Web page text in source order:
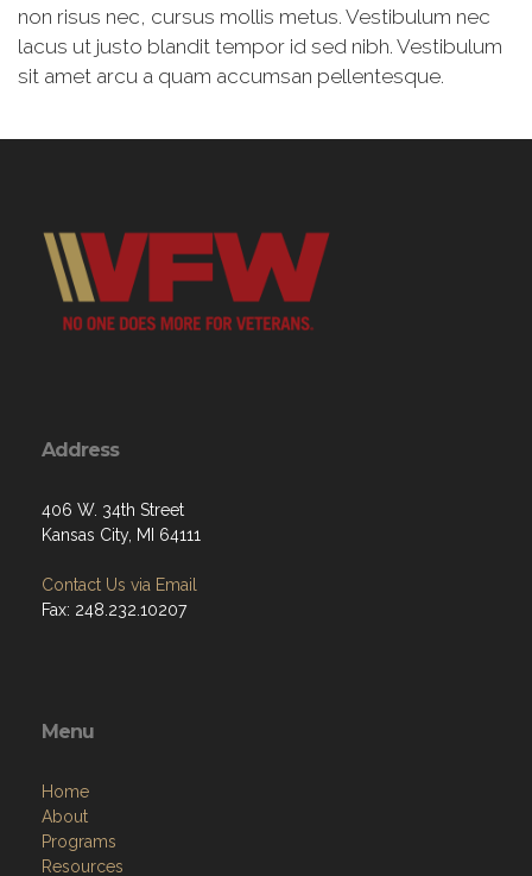
non risus nec, cursus mollis metus. Vestibulum nec
lacus ut justo blandit tempor id sed nibh. Vestibulum
sit amet arcu a quam accumsan pellentesque.
Address
406 W. 34th Street
Kansas City, MI 64111
Contact Us via Email
Fax: 248.232.10207
Menu
Home
About
Programs
Resources